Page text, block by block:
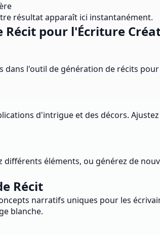
résultat apparaît ici instantanément.
pour l'Écriture
dans l'outil de génération de récits
d'intrigue et des décors.
éléments, ou générez de
Récit
narratifs uniques pour les
blanche.